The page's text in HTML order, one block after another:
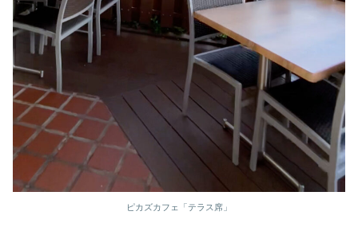
ピカズカフェ「テラス席」